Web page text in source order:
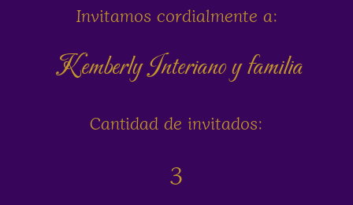
Invitamos cordialmente a:
Kemberly Interiano y familia
Cantidad de invitados:
3